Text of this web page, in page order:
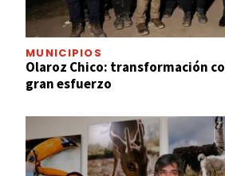
MUNICIPIOS
Olaroz Chico: transformación
gran esfuerzo